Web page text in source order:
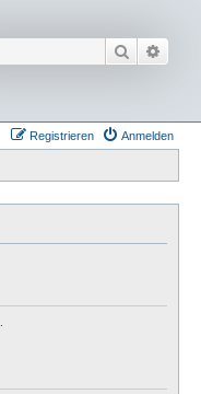
Suche
Anmelden
Registrieren